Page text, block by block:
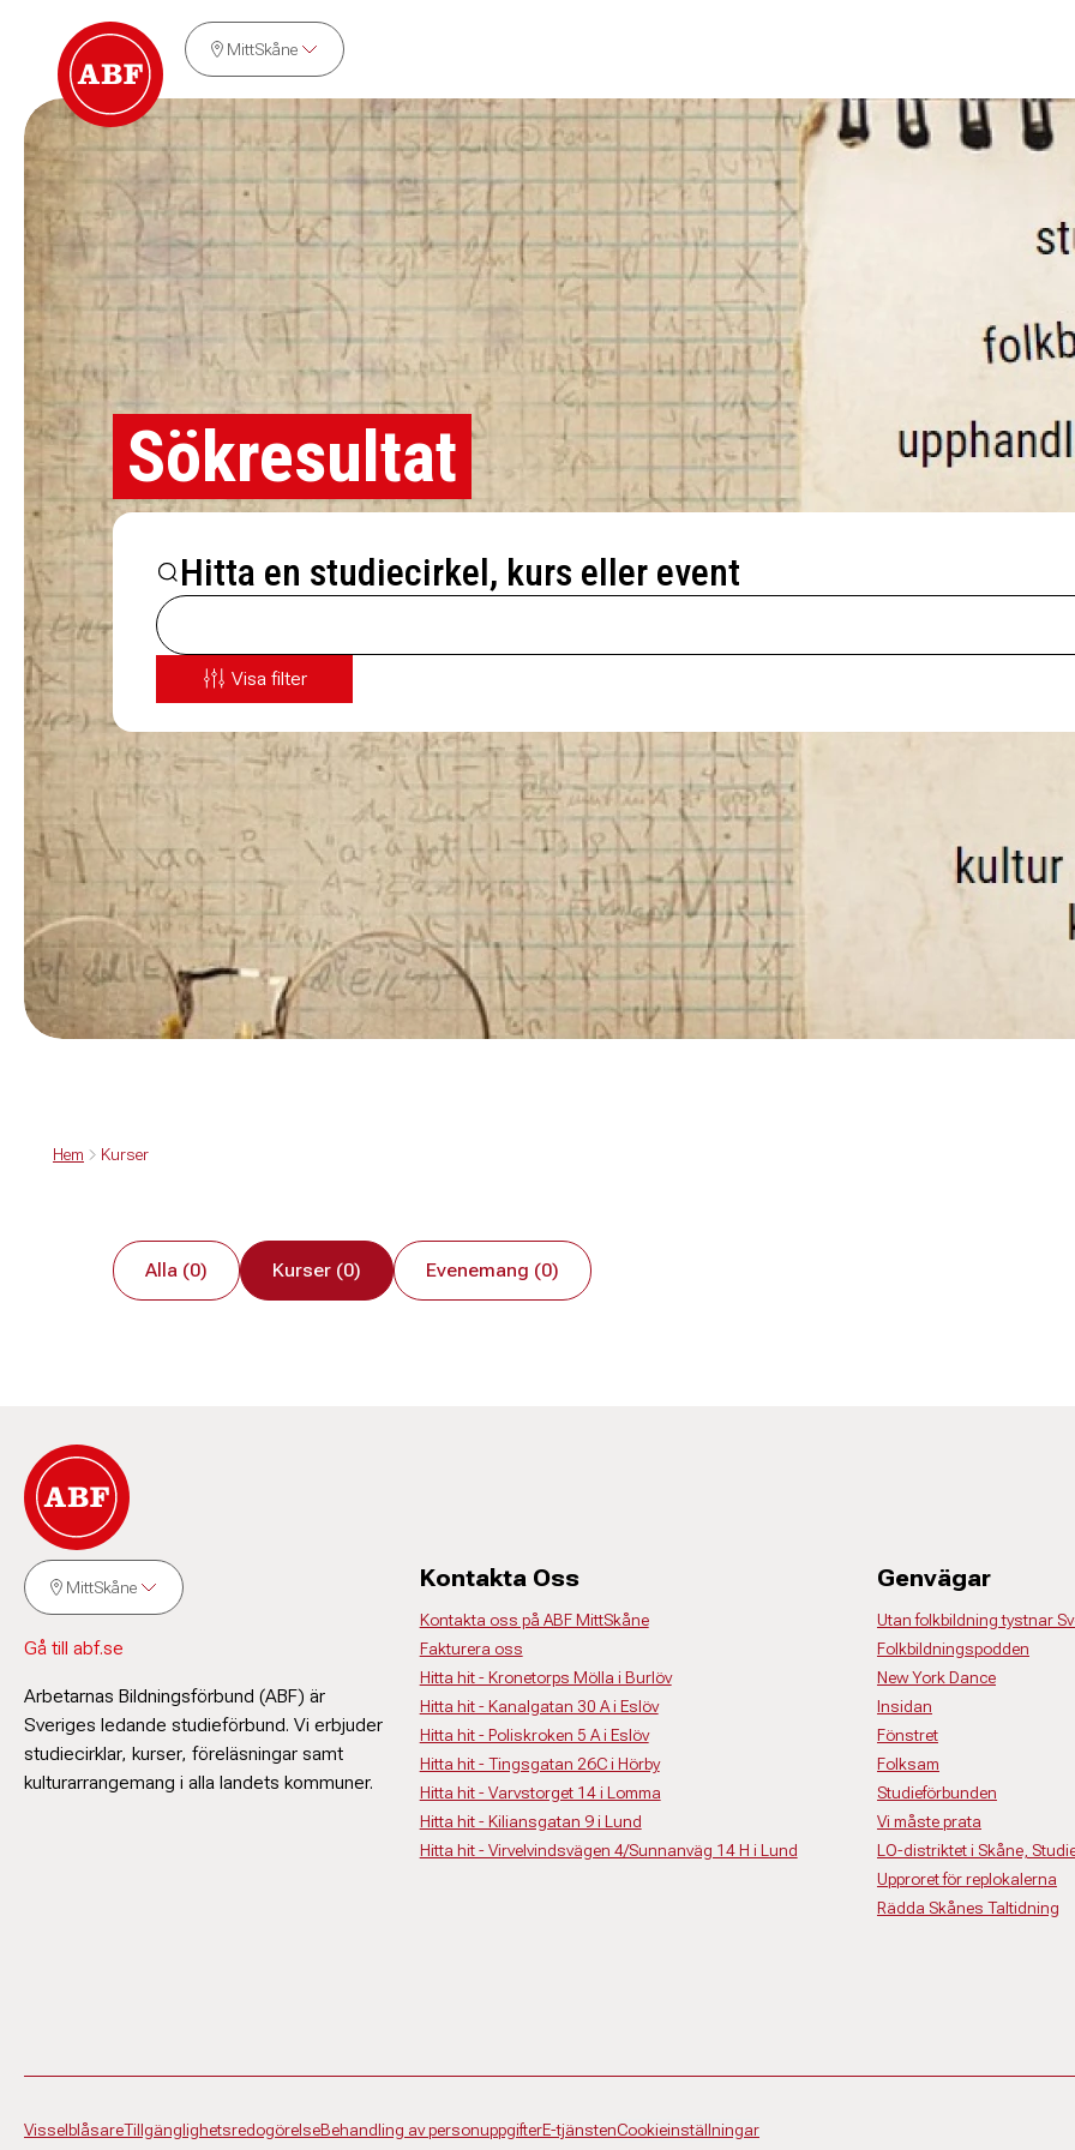
MittSkåne
Sökresultat
Hitta en studiecirkel, kurs eller event
Visa filter
Hem Kurser
Alla (0) Kurser (0) Evenemang (0)
MittSkåne
Gå till abf.se
Arbetarnas Bildningsförbund (ABF) är
Sveriges ledande studieförbund. Vi erbjuder
studiecirklar, kurser, föreläsningar samt
kulturarrangemang i alla landets kommuner.
Kontakta Oss
Kontakta oss på ABF MittSkåne
Fakturera oss
Hitta hit - Kronetorps Mölla i Burlöv
Hitta hit - Kanalgatan 30 A i Eslöv
Hitta hit - Poliskroken 5 A i Eslöv
Hitta hit - Tingsgatan 26C i Hörby
Hitta hit - Varvstorget 14 i Lomma
Hitta hit - Kiliansgatan 9 i Lund
Hitta hit - Virvelvindsvägen 4/Sunnanväg 14 H i Lund
Genvägar
Utan folkbildning tystnar
Folkbildningspodden
New York Dance
Insidan
Fönstret
Folksam
Studieförbunden
Vi måste prata
LO-distriktet i Skåne,
Upproret för replokalerna
Rädda Skånes Taltidning
VisselblåsareTillgänglighetsredogörelseBehandling av personuppgifterE-tjänstenCookieinställningar